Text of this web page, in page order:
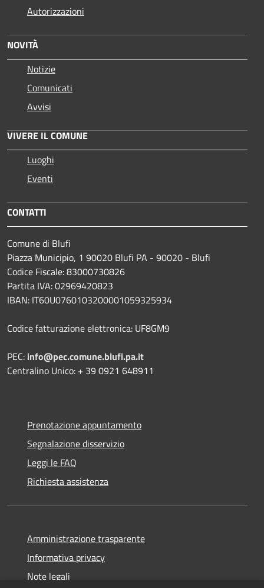
Autorizzazioni
NOVITÀ
Notizie
Comunicati
Avvisi
VIVERE IL COMUNE
Luoghi
Eventi
CONTATTI
Comune di Blufi
Piazza Municipio, 1 90020 Blufi PA - 90020 - Blufi
Codice Fiscale: 83000730826
Partita IVA: 02969420823
IBAN: IT60U0760103200001059325934
Codice fatturazione elettronica: UF8GM9
PEC: info@pec.comune.blufi.pa.it
Centralino Unico: + 39 0921 648911
Prenotazione appuntamento
Segnalazione disservizio
Leggi le FAQ
Richiesta assistenza
Amministrazione trasparente
Informativa privacy
Note legali